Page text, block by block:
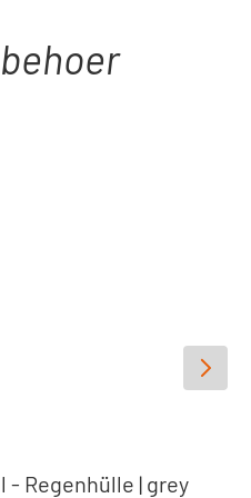
- Regenhülle | grey